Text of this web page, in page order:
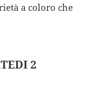
a coloro che
2